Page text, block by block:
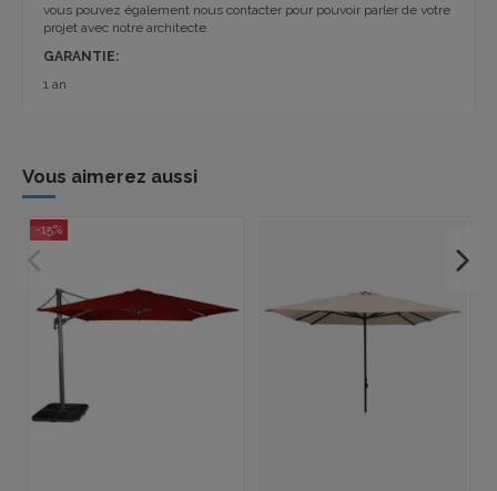
vous pouvez également nous contacter pour pouvoir parler de votre
projet avec notre architecte.
GARANTIE:
1 an
Vous aimerez aussi
-15%